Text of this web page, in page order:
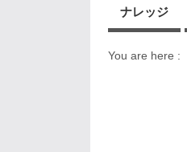
ナレッジ
You are here :